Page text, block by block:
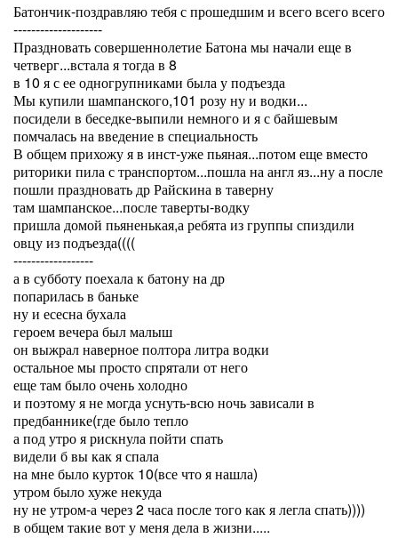
Батончик-поздравляю тебя с прошедшим и всего всего всего
--------------------
Праздновать совершеннолетие Батона мы начали еще в
четверг...встала я тогда в 8
в 10 я с ее одногрупниками была у подъезда
Мы купили шампанского,101 розу ну и водки...
посидели в беседке-выпили немного и я с байшевым
помчалась на введение в специальность
В общем прихожу я в инст-уже пьяная...потом еще вместо
риторики пила с транспортом...пошла на англ яз...ну а после
пошли праздновать др Райскина в таверну
там шампанское...после таверты-водку
пришла домой пьяненькая,а ребята из группы спиздили
овцу из подъезда((((
------------------
а в субботу поехала к батону на др
попарилась в баньке
ну и есесна бухала
героем вечера был малыш
он выжрал наверное полтора литра водки
остальное мы просто спрятали от него
еще там было очень холодно
и поэтому я не могда уснуть-всю ночь зависали в
предбаннике(где было тепло
а под утро я рискнула пойти спать
видели б вы как я спала
на мне было курток 10(все что я нашла)
утром было хуже некуда
ну не утром-а через 2 часа после того как я легла спать))))
в общем такие вот у меня дела в жизни.....